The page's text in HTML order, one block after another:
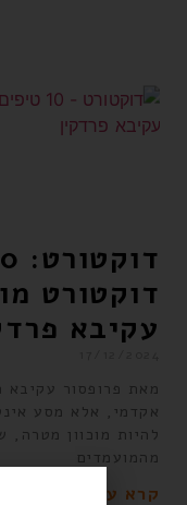
דוקטורט
עקיבא
מאת פרופסור עקיבא
אקדמי, אלא מסע
להיות מוכוון מטרה,
מהמועמדים
קרא עוד »